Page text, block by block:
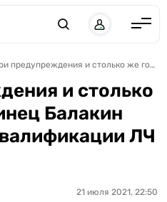
Три предупреждения и столько же голов: украинец Балакин отсудил матч квалификации ЛЧ Мальме – ХИК
и столько
Балакин
ЛЧ
21 июля 2021, 22:50